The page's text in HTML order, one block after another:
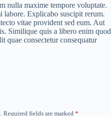
nulla maxime tempore voluptate.
labore. Explicabo suscipit rerum.
vitae provident sed eum. Aut
Similique quis a libero enim quod
quae consectetur consequatur
Required fields are marked *